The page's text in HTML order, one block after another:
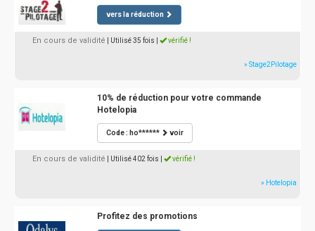
vers la réduction
En cours de validité | Utilisé 35 fois vérifié !
» Stage2Pilotage
10% de réduction pour votre commande
Hotelopia
Code : ho****** voir
En cours de validité | Utilisé 402 fois vérifié !
» Hotelopia
Profitez des promotions